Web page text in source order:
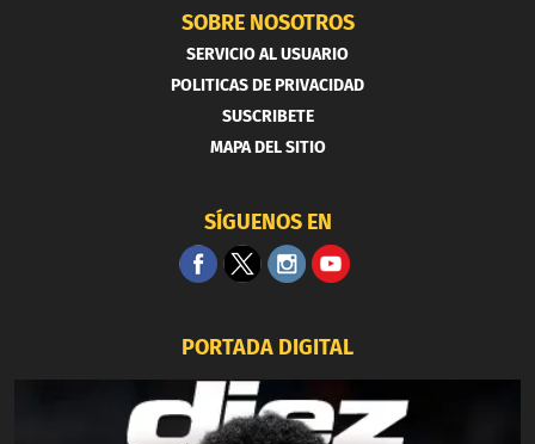
SOBRE NOSOTROS
SERVICIO AL USUARIO
POLITICAS DE PRIVACIDAD
SUSCRIBETE
MAPA DEL SITIO
SÍGUENOS EN
PORTADA DIGITAL